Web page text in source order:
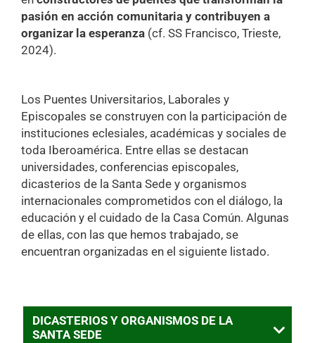
pasión en acción comunitaria y contribuyen a
organizar la esperanza (cf. SS Francisco, Trieste,
2024).
Los Puentes Universitarios, Laborales y
Episcopales se construyen con la participación de
instituciones eclesiales, académicas y sociales de
toda Iberoamérica. Entre ellas se destacan
universidades, conferencias episcopales,
dicasterios de la Santa Sede y organismos
internacionales comprometidos con el diálogo, la
educación y el cuidado de la Casa Común. Algunas
de ellas, con las que hemos trabajado, se
encuentran organizadas en el siguiente listado.
DICASTERIOS Y ORGANISMOS DE LA
SANTA SEDE